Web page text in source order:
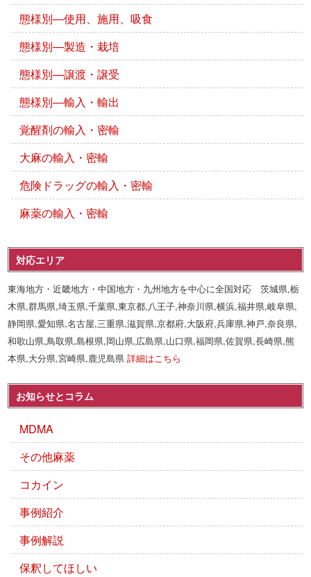
態様別―使用、施用、吸食
態様別―製造・栽培
態様別―譲渡・譲受
態様別―輸入・輸出
覚醒剤の輸入・密輸
大麻の輸入・密輸
危険ドラッグの輸入・密輸
麻薬の輸入・密輸
対応エリア
東海地方・近畿地方・中国地方・九州地方を中心に全国対応 茨城県,栃
木県,群馬県,埼玉県,千葉県,東京都,八王子,神奈川県,横浜,福井県,岐阜県,
静岡県,愛知県,名古屋,三重県,滋賀県,京都府,大阪府,兵庫県,神戸,奈良県,
和歌山県,鳥取県,島根県,岡山県,広島県,山口県,福岡県,佐賀県,長崎県,熊
本県,大分県,宮崎県,鹿児島県詳細はこちら
お知らせとコラム
MDMA
その他麻薬
コカイン
事例紹介
事例解説
保釈してほしい